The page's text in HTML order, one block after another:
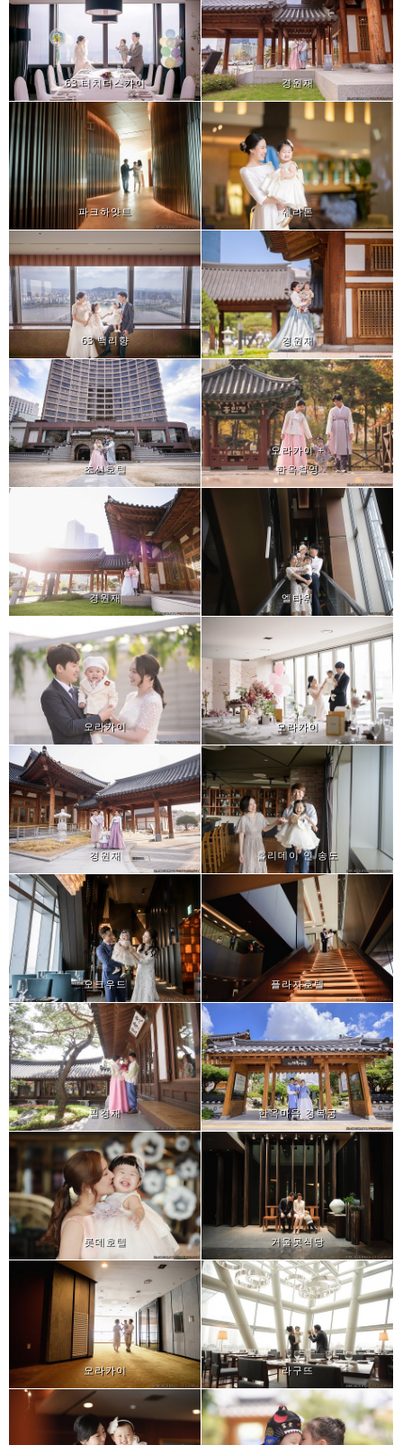
63 터치더스카이 경원재
파크하얏트 쉐라톤
63 백리향 경원재
조선호텔
오라카이 +
한옥촬영
경원재 엘타워
오라카이 오라카이
경원재 홀리데이 인 송도
오크우드 플라자호텔
필경재 한옥마을 경복궁
롯데호텔 거울못식당
오라카이 라구뜨